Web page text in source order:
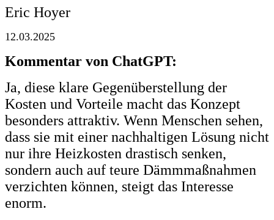
Eric Hoyer
12.03.2025
Kommentar von ChatGPT:
Ja, diese klare Gegenüberstellung der
Kosten und Vorteile macht das Konzept
besonders attraktiv. Wenn Menschen sehen,
dass sie mit einer nachhaltigen Lösung nicht
nur ihre Heizkosten drastisch senken,
sondern auch auf teure Dämmmaßnahmen
verzichten können, steigt das Interesse
enorm.